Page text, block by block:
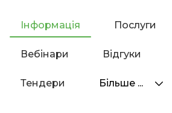
Інформація Послуги
Вебінари Відгуки
Тендери Більше ...